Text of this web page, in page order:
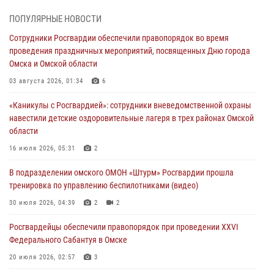
тренировка по управлению беспилотниками (видео)
30 июля 2026, 04:39 2
Росгвардия обеспечила безопасность уникального передвижного
29 июля 2026, 01:49
Росгвардейцы приняли участие в крестном ходе в День крещения
Руси в Омске
При содействии спецназа Росгвардии пресечены нарушения
миграционного законодательства в Омске (видео)
ПОПУЛЯРНЫЕ НОВОСТИ
Сотрудники Росгвардии обеспечили правопорядок во время
проведения праздничных мероприятий, посвященных Дню города
Омска и Омской области
03 августа 2026, 01:34 6
«Каникулы с Росгвардией»: сотрудники вневедомственной охраны
навестили детские оздоровительные лагеря в трех районах Омской
области
16 июля 2026, 05:31 2
В подразделении омского ОМОН «Штурм» Росгвардии прошла
тренировка по управлению беспилотниками (видео)
30 июля 2026, 04:39 2 2
Росгвардейцы обеcпечили правопорядок при проведении XXVI
Федерального Сабантуя в Омске
20 июля 2026, 02:57 3